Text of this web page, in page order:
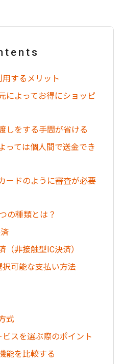
するメリット
によってお得にショッピ
しをする手間が省ける
っては個人間で送金でき
ードのように審査が必要
の種類とは？
（非接触型IC決済）
択可能な支払い方法
式
スを選ぶ際のポイント
能を比較する